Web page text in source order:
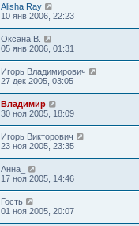
Alisha Ray
10 янв 2006, 22:23
Оксана В.
05 янв 2006, 01:31
Игорь Владимирович
27 дек 2005, 03:05
Владимир
30 ноя 2005, 18:09
Игорь Викторович
23 ноя 2005, 23:35
Анна_
17 ноя 2005, 14:46
Гость
01 ноя 2005, 20:07